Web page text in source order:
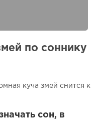
по соннику
куча змей снится к
сон, в